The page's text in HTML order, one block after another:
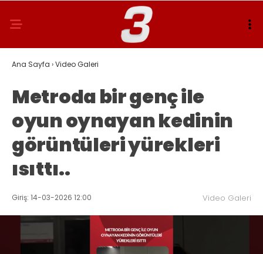
Ana Sayfa ›Video Galeri
Metroda bir genç ile
oyun oynayan kedinin
görüntüleri yürekleri
ısıttı..
Giriş: 14-03-2026 12:00 Video Galeri